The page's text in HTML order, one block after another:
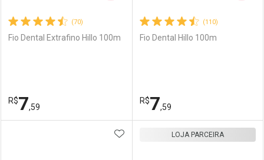
(70)
Fio Dental Extrafino Hillo 100m
R$7,59
(110)
Fio Dental Hillo 100m
R$7,59
ADICIONAR AOS FAVORITOS
LOJA PARCEIRA